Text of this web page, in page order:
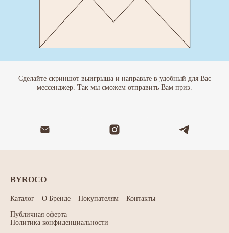
Сделайте скриншот выигрыша и направьте в удобный для Вас
мессенджер. Так мы сможем отправить Вам приз.
BYROCO
Каталог О Бренде Покупателям Контакты
Публичная оферта
Политика конфиденциальности